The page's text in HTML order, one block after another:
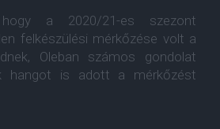
a 2020/21-es szezont
felkészülési mérkőzése volt a
Oleban számos gondolat
hangot is adott a mérkőzést